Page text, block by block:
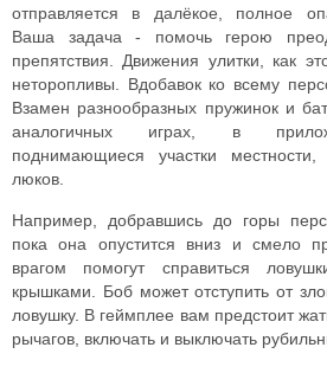
отправляется в далёкое, полное
Ваша задача - помочь герою
препятствия. Движения улитки, как
неторопливы. Вдобавок ко всему
Взамен разнообразных пружинок и
аналогичных играх, в
поднимающиеся участки местности,
люков.
Например, добравшись до горы
пока она опустится вниз и смело
врагом помогут справиться
крышками. Боб может отступить от
ловушку. В геймплее вам предстоит
рычагов, включать и выключать